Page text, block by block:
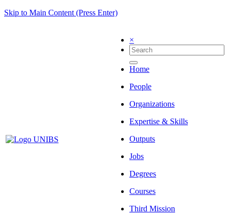
Skip to Main Content (Press Enter)
×
Home
People
Organizations
Expertise & Skills
Outputs
Jobs
Degrees
Courses
Third Mission